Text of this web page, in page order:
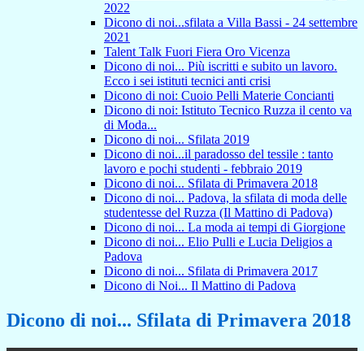
2022
Dicono di noi...sfilata a Villa Bassi - 24 settembre
2021
Talent Talk Fuori Fiera Oro Vicenza
Dicono di noi... Più iscritti e subito un lavoro.
Ecco i sei istituti tecnici anti crisi
Dicono di noi: Cuoio Pelli Materie Concianti
Dicono di noi: Istituto Tecnico Ruzza il cento va
di Moda...
Dicono di noi... Sfilata 2019
Dicono di noi...il paradosso del tessile : tanto
lavoro e pochi studenti - febbraio 2019
Dicono di noi... Sfilata di Primavera 2018
Dicono di noi... Padova, la sfilata di moda delle
studentesse del Ruzza (Il Mattino di Padova)
Dicono di noi... La moda ai tempi di Giorgione
Dicono di noi... Elio Pulli e Lucia Deligios a
Padova
Dicono di noi... Sfilata di Primavera 2017
Dicono di Noi... Il Mattino di Padova
Dicono di noi... Sfilata di Primavera 2018